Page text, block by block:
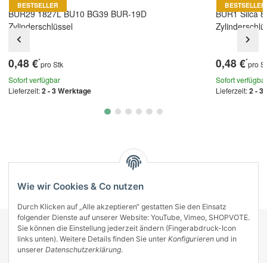
BESTSELLER
BUR29 1827L BU10 BG39 BUR-19D
Zylinderschlüssel
0,48 €*pro Stk
Sofort verfügbar
Lieferzeit:2 - 3 Werktage
BESTSELLER
BUR1 Silca
0,48 €*pro
Sofort verfügbar
Lieferzeit:2 - 3
KONTAKT
INFORMATIONEN
Wie wir Cookies & Co nutzen
Durch Klicken auf „Alle akzeptieren“ gestatten Sie den Einsatz
folgender Dienste auf unserer Website: YouTube, Vimeo, SHOPVOTE.
Sie können die Einstellung jederzeit ändern (Fingerabdruck-Icon
links unten). Weitere Details finden Sie unter Konfigurieren und in
unserer Datenschutzerklärung.